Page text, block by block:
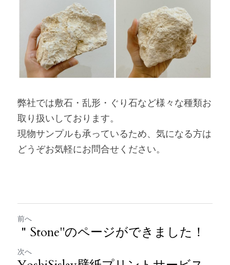
弊社では敷石・乱形・ぐり石など様々な種類お
取り扱いしております。
現物サンプルも承っているため、気になる方は
どうぞお気軽にお問合せください。
前へ
＂Stone"のページができました！
次へ